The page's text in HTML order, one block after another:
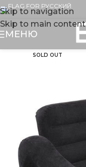
Skip to navigation
Skip to main content
МЕНЮ
SOLD OUT